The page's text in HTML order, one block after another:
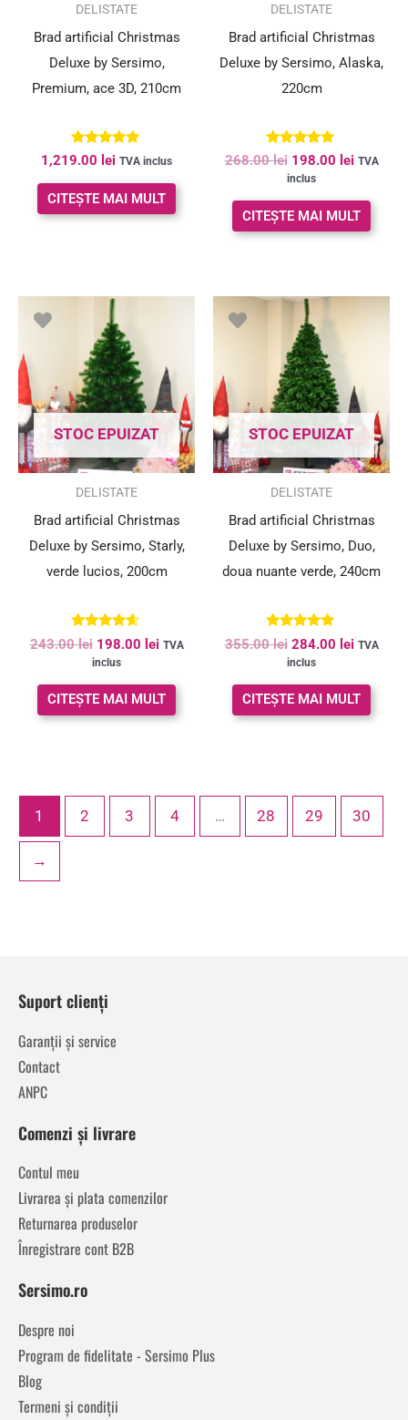
DELISTATE
Brad artificial Christmas
Deluxe by Sersimo,
Premium, ace 3D, 210cm
Evaluat la
5.00
din 5
1,219.00 lei TVA inclus
CITEȘTE MAI MULT
DELISTATE
Brad artificial Christmas
Deluxe by Sersimo, Alaska,
220cm
Evaluat la
5.00
din 5
268.00lei 198.00 lei TVA
inclus
CITEȘTE MAI MULT
SUPER PREȚ!
STOC EPUIZAT
DELISTATE
Brad artificial Christmas
Deluxe by Sersimo, Starly,
verde lucios, 200cm
Evaluat la
4.50
din 5
243.00lei
Prețul
inițial
a
fost:
243.00 lei.
198.00 lei TVA
inclus
CITEȘTE MAI MULT
SUPER PREȚ!
STOC EPUIZAT
DELISTATE
Brad artificial Christmas
Deluxe by Sersimo, Duo,
doua nuante verde, 240cm
Evaluat la
5.00
din 5
355.00lei
Prețul
inițial
a
fost:
355.00 lei.
284.00 lei TVA
inclus
CITEȘTE MAI MULT
1 2 3 4 … 28 29 30
→
Suport clienți
Garanții și service
Contact
ANPC
Comenzi și livrare
Contul meu
Livrarea și plata comenzilor
Returnarea produselor
Înregistrare cont B2B
Sersimo.ro
Despre noi
Program de fidelitate - Sersimo Plus
Blog
Termeni și condiții